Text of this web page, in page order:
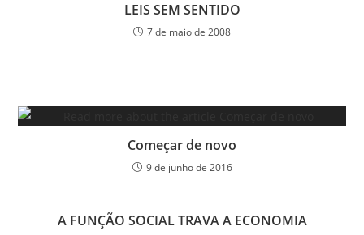
LEIS SEM SENTIDO
7 de maio de 2008
Começar de novo
9 de junho de 2016
A FUNÇÃO SOCIAL TRAVA A ECONOMIA